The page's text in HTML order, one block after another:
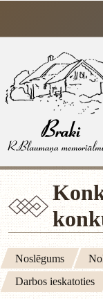
Noslēgums
Darbos ieskatoties